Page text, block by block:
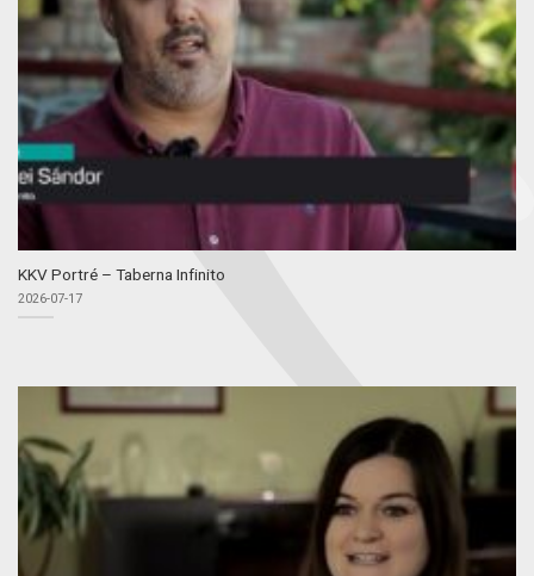
KKV Portré – Taberna Infinito
2026-07-17